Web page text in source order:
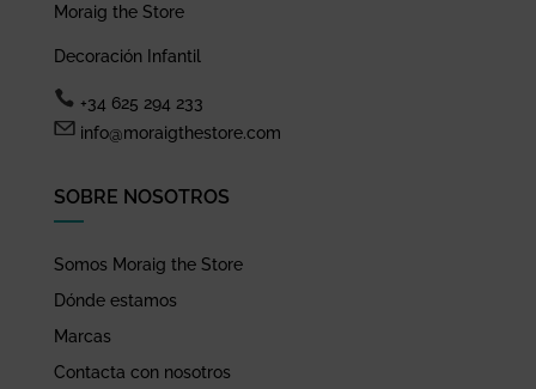
Moraig the Store
Decoración Infantil
+34 625 294 233
info@moraigthestore.com
SOBRE NOSOTROS
Somos Moraig the Store
Dónde estamos
Marcas
Contacta con nosotros